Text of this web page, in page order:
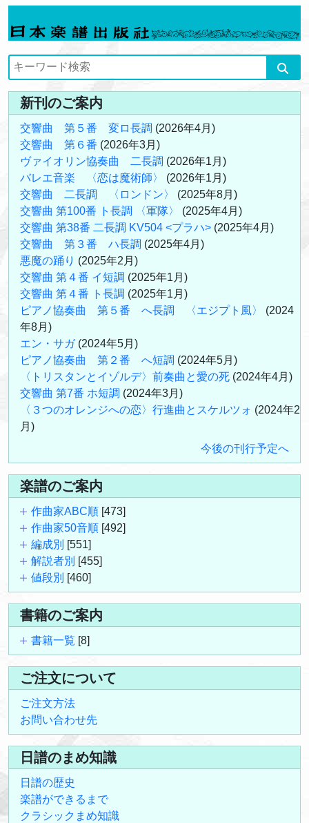
新刊のご案内
交響曲 第５番 変ロ長調 (2026年4月)
交響曲 第６番 (2026年3月)
ヴァイオリン協奏曲 二長調 (2026年1月)
バレエ音楽 〈恋は魔術師〉
(2026年1月)
交響曲 二長調 〈ロンドン〉
(2025年8月)
交響曲 第100番 ト長調 〈軍隊〉
(2025年4月)
交響曲 第38番 二長調 KV504 <プラハ> (2025年4月)
交響曲 第３番 ハ長調 (2025年4月)
悪魔の踊り (2025年2月)
交響曲 第４番 イ短調 (2025年1月)
交響曲 第４番 ト長調 (2025年1月)
ピアノ協奏曲 第５番 へ長調 〈エジプト風〉
(2024
年8月)
エン・サガ(2024年5月)
ピアノ協奏曲 第２番 へ短調 (2024年5月)
〈トリスタンとイゾルデ〉前奏曲と愛の死 (2024年4月)
交響曲 第7番 ホ短調 (2024年3月)
〈３つのオレンジへの恋〉行進曲とスケルツォ (2024年2
月)
今後の刊行予定へ
楽譜のご案内
作曲家ABC順 [473]
作曲家50音順 [492]
編成別 [551]
解説者別 [455]
値段別 [460]
書籍のご案内
書籍一覧 [8]
ご注文について
ご注文方法
お問い合わせ先
日譜のまめ知識
日譜の歴史
楽譜ができるまで
クラシックまめ知識